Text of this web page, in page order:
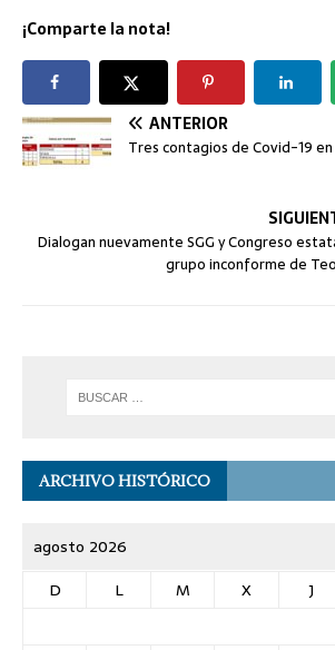
¡Comparte la nota!
ANTERIOR
Tres contagios de Covid-19 en
Dialogan nuevamente SGG y Congreso
grupo inconforme de
ARCHIVO HISTÓRICO
agosto 2026
D
L M X J